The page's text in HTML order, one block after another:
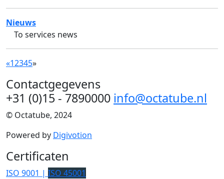
Nieuws
To services news
«12345»
Contactgegevens
+31 (0)15 - 7890000 info@octatube.nl
© Octatube, 2024
Powered by Digivotion
Certificaten
ISO 9001 | ISO 45001